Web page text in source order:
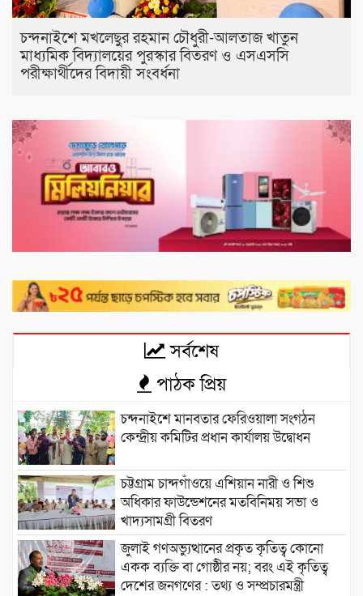
চন্দনাইশে মখলেছুর রহমান চৌধুরী-আলতাজ খাতুন
মাধ্যমিক বিদ্যালয়ের পুরস্কার বিতরণ ও এসএসসি
পরীক্ষার্থীদের বিদায়ী সংবর্ধনা
সর্বশেষ
পাঠক প্রিয়
চন্দনাইশে মানবতার ফেরিওয়ালা সংগঠন
কেন্দ্রীয় কমিটির প্রধান কার্যালয় উদ্বোধন
চট্টগ্রাম চান্দগাঁওয়ে এশিয়ান নারী ও শিশু
অধিকার ফাউন্ডেশনের মতবিনিময় সভা ও
খাদ্যসামগ্রী বিতরণ
জুলাই গণঅভ্যুত্থানের প্রকৃত কৃতিত্ব কোনো
একক ব্যক্তি বা গোষ্ঠীর নয়; বরং এই কৃতিত্ব
দেশের জনগণের : তথ্য ও সম্প্রচারমন্ত্রী